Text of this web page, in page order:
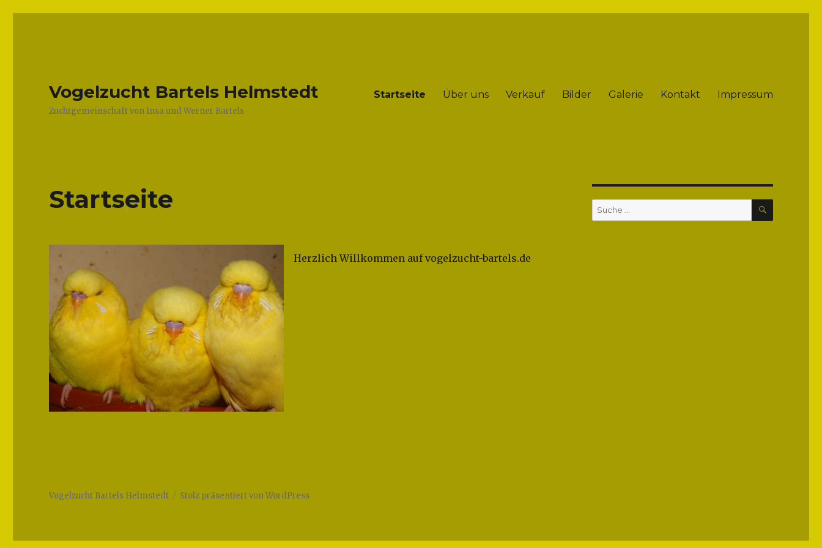
Vogelzucht Bartels Helmstedt
Zuchtgemeinschaft von Insa und Werner Bartels
Startseite Über uns Verkauf Bilder Galerie Kontakt Impressum
Startseite
Herzlich Willkommen auf vogelzucht-bartels.de
Suche
nach:
SUCHE
Vogelzucht Bartels Helmstedt Stolz präsentiert von WordPress